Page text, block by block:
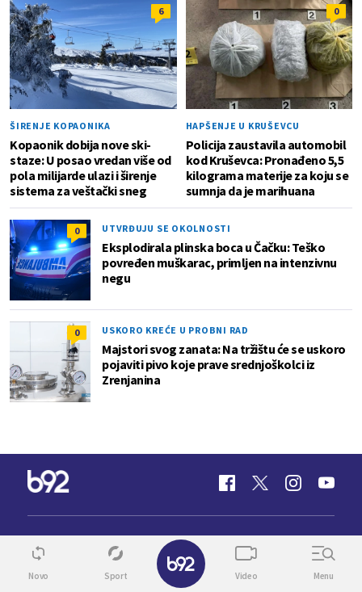
6
ŠIRENJE KOPAONIKA
Kopaonik dobija nove ski-
staze: U posao vredan više od
pola milijarde ulazi i širenje
sistema za veštački sneg
0
HAPŠENJE U KRUŠEVCU
Policija zaustavila automobil
kod Kruševca: Pronađeno 5,5
kilograma materije za koju se
sumnja da je marihuana
0 UTVRĐUJU SE OKOLNOSTI
Eksplodirala plinska boca u Čačku: Teško
povređen muškarac, primljen na intenzivnu
negu
0 USKORO KREĆE U PROBNI RAD
Majstori svog zanata: Na tržištu će se uskoro
pojaviti pivo koje prave srednjoškolci iz
Zrenjanina
INFO
SPORT
VIDEO
Novo Sport Video Menu
✕